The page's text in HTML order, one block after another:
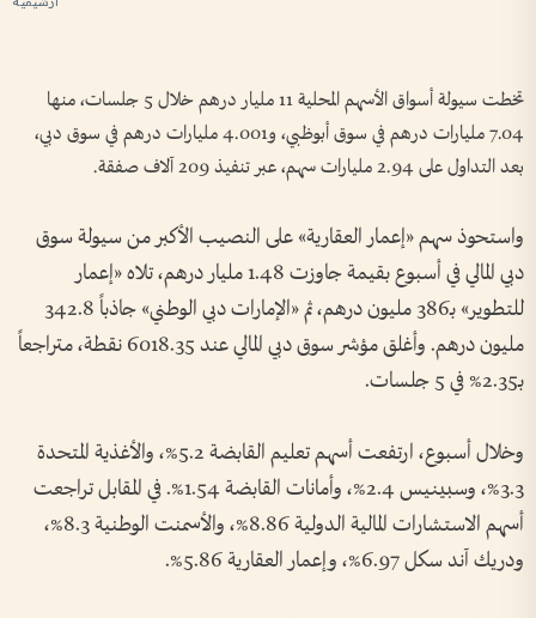
تخطت سيولة أسواق الأسهم المحلية 11 مليار درهم خلال 5 جلسات، منها
7.04 مليارات درهم في سوق أبوظبي، و4.001 مليارات درهم في سوق دبي،
بعد التداول على 2.94 مليارات سهم، عبر تنفيذ 209 آلاف صفقة.
واستحوذ سهم «إعمار العقارية» على النصيب الأكبر من سيولة سوق
دبي المالي في أسبوع بقيمة جاوزت 1.48 مليار درهم، تلاه «إعمار
للتطوير» بـ386 مليون درهم، ثم «الإمارات دبي الوطني» جاذباً 342.8
مليون درهم. وأغلق مؤشر سوق دبي المالي عند 6018.35 نقطة، متراجعاً
بـ2.35% في 5 جلسات.
وخلال أسبوع، ارتفعت أسهم تعليم القابضة 5.2%، والأغذية المتحدة
3.3%، وسبينيس 2.4%، وأمانات القابضة 1.54%. في المقابل تراجعت
أسهم الاستشارات المالية الدولية 8.86%، والأسمنت الوطنية 8.3%،
ودريك آند سكل 6.97%، وإعمار العقارية 5.86%.